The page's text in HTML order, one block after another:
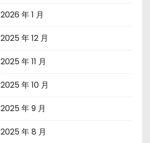
2026 年 1 月
2025 年 12 月
2025 年 11 月
2025 年 10 月
2025 年 9 月
2025 年 8 月